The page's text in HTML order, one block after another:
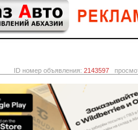
ID номер объявления: 2143597